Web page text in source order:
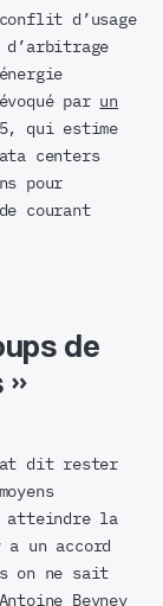
d’usage
par un
qui estime
centers
pour
courant
de
»
dit rester
atteindre la
un accord
on ne sait
Beyney